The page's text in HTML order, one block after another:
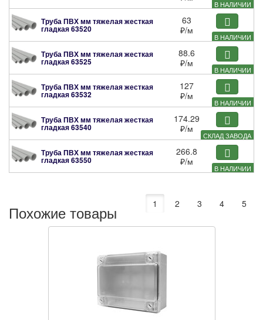
В НАЛИЧИИ
В НАЛИЧИИ
Труба ПВХ мм тяжелая жесткая
гладкая63520
63
₽/м
В НАЛИЧИИ
Труба ПВХ мм тяжелая жесткая
гладкая63525
88.6
₽/м
В НАЛИЧИИ
Труба ПВХ мм тяжелая жесткая
гладкая63532
127
₽/м
СКЛАД ЗАВОДА
Труба ПВХ мм тяжелая жесткая
гладкая63540
174.29
₽/м
В НАЛИЧИИ
Труба ПВХ мм тяжелая жесткая
гладкая63550
266.8
₽/м
Похожие товары 1 2 3 4 5